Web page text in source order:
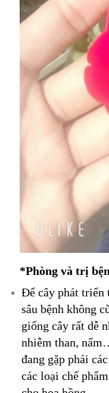
*Phòng và trị
Để cây phát triển
sâu bệnh không
giống cây rất dễ
nhiễm than,
đang gặp phải
các loại chế